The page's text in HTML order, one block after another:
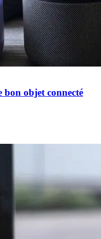
objet connecté